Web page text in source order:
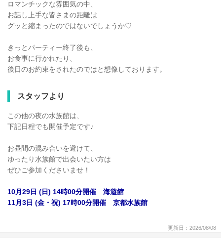
ロマンチックな雰囲気の中、
お話し上手な皆さまの距離は
グッと縮まったのではないでしょうか♡
きっとパーティー終了後も、
お食事に行かれたり、
後日のお約束をされたのではと想像しております。
スタッフより
この他の夜の水族館は、
下記日程でも開催予定です♪
お昼間の混み合いを避けて、
ゆったり水族館で出会いたい方は
ぜひご参加くださいませ！
10月29日 (日) 14時00分開催 海遊館
11月3日 (金・祝) 17時00分開催 京都水族館
更新日：2026/08/08